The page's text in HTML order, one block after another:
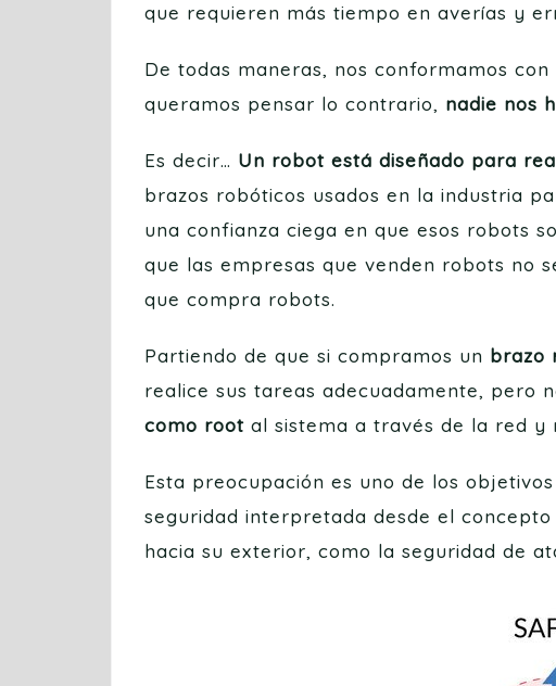
que requieren más tiempo en averías y
De todas maneras, nos conformamos
queramos pensar lo contrario, nadie nos
Es decir… Un robot está diseñado para
brazos robóticos usados en la industria
una confianza ciega en que esos robots
que las empresas que venden robots no
que compra robots.
Partiendo de que si compramos un brazo
realice sus tareas adecuadamente, pero
como root al sistema a través de la red y
Esta preocupación es uno de los
seguridad interpretada desde el concepto
hacia su exterior, como la seguridad de